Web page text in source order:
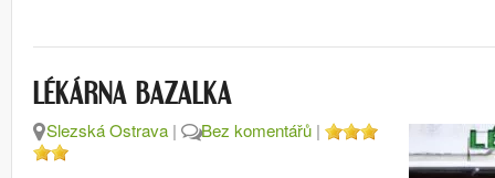
LÉKÁRNA BAZALKA
Slezská Ostrava | Bez komentářů |